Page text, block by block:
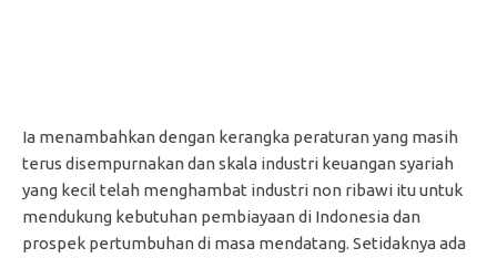
Ia menambahkan dengan kerangka peraturan yang masih
terus disempurnakan dan skala industri keuangan syariah
yang kecil telah menghambat industri non ribawi itu untuk
mendukung kebutuhan pembiayaan di Indonesia dan
prospek pertumbuhan di masa mendatang. Setidaknya ada